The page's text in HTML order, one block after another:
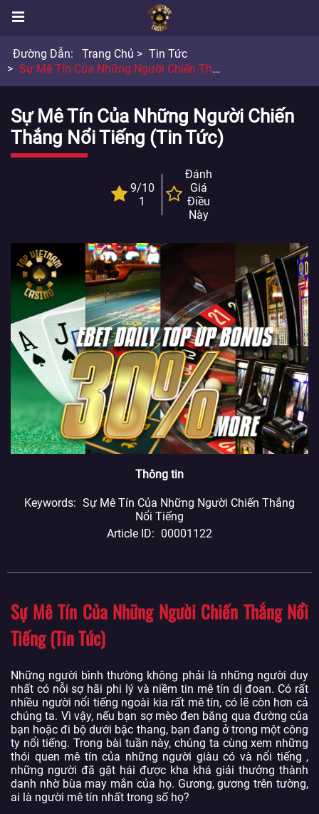
Đường Dẫn: Trang Chủ
Tin Tức
Sự Mê Tín Của Những Người Chiến Thắng Nổi Tiếng
Sự Mê Tín Của Những Người Chiến
Thắng Nổi Tiếng (Tin Tức)
9/10
1
Đánh
Giá
Điều
Này
Thông tin
Keywords
Sự Mê Tín Của Những Người Chiến Thắng
Nổi Tiếng
Article ID
00001122
Sự Mê Tín Của Những Người Chiến Thắng Nổi
Tiếng (Tin Tức)
Những người bình thường không phải là những người duy
nhất có nỗi sợ hãi phi lý và niềm tin mê tín dị đoan. Có rất
nhiều người nổi tiếng ngoài kia rất mê tín, có lẽ còn hơn cả
chúng ta. Vì vậy, nếu bạn sợ mèo đen băng qua đường của
bạn hoặc đi bộ dưới bậc thang, bạn đang ở trong một công
ty nổi tiếng. Trong bài tuần này, chúng ta cùng xem những
thói quen mê tín của những người giàu có và nổi tiếng ,
những người đã gặt hái được kha khá giải thưởng thành
danh nhờ bùa may mắn của họ. Gương, gương trên tường,
ai là người mê tín nhất trong số họ?